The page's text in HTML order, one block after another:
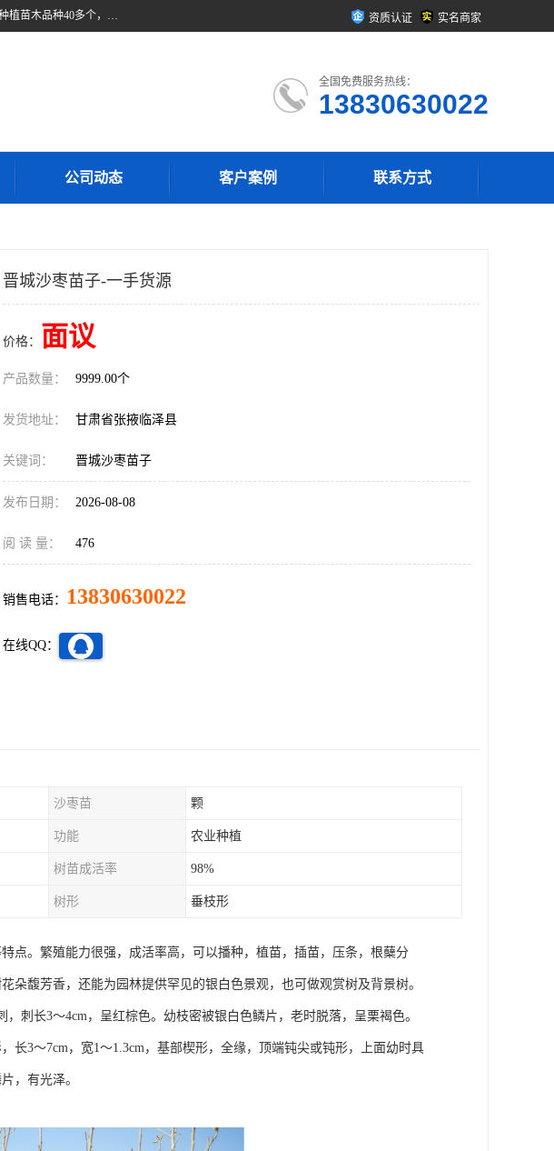
甘肃广恒源苗木农民合作社位于甘肃省临泽县，是一家从事苗木种植与销售的农民合作组织，合作社拥有苗木基地1500多亩，种植苗木品种40多个，年产各类苗木2000多万株。主营：白刺苗、红柳苗、梭梭苗等，我们以“种植一流的苗子，诚信经营”的经营理念，竭诚为每一位客户做优质的服务，欢迎来电咨询！ 资质认证 实名商家
全国免费服务热线：
13830630022
公司动态 客户案例 联系方式
晋城沙枣苗子-一手货源
价格： 面议
产品数量： 9999.00个
发货地址： 甘肃省张掖临泽县
关键词： 晋城沙枣苗子
发布日期： 2026-08-08
阅 读 量： 476
销售电话： 13830630022
在线QQ：
沙枣苗 颗
功能 农业种植
树苗成活率 98%
树形 垂枝形
点。繁殖能力很强，成活率高，可以播种，植苗，插苗，压条，根蘖分
朵馥芳香，还能为园林提供罕见的银白色景观，也可做观赏树及背景树。
刺长3～4cm，呈红棕色。幼枝密被银白色鳞片，老时脱落，呈栗褐色。
长3～7cm，宽1～1.3cm，基部楔形，全缘，顶端钝尖或钝形，上面幼时具
，有光泽。